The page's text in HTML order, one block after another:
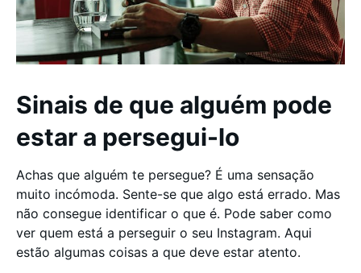
Sinais de que alguém pode
estar a persegui-lo
Achas que alguém te persegue? É uma sensação
muito incómoda. Sente-se que algo está errado. Mas
não consegue identificar o que é. Pode saber como
ver quem está a perseguir o seu Instagram. Aqui
estão algumas coisas a que deve estar atento.